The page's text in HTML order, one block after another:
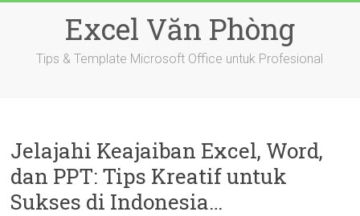
Excel Văn Phòng
Tips & Template Microsoft Office untuk Profesional
Jelajahi Keajaiban Excel, Word,
dan PPT: Tips Kreatif untuk
Sukses di Indonesia…